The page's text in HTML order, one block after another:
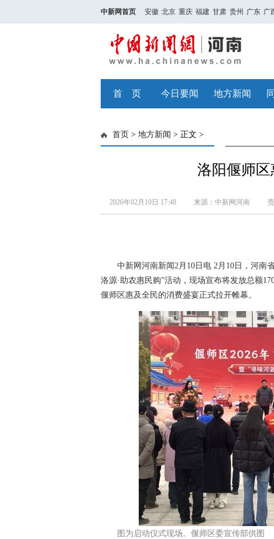
中新网首页 安徽 北京 重庆 福建 甘肃 贵州 广东 广
首 页 今日要闻 地方新闻
首页 > 地方新闻 > 正文 >
洛阳偃师
2026年02月10日 17:48 来源：中新网河南
中新网河南新闻2月10日电 2月10日，河南省
洛源·助农惠民购”活动，现场宣布将发放总额
偃师区惠及全民的消费盛宴正式拉开帷幕。
图为启动仪式现场。偃师区委宣传部供图